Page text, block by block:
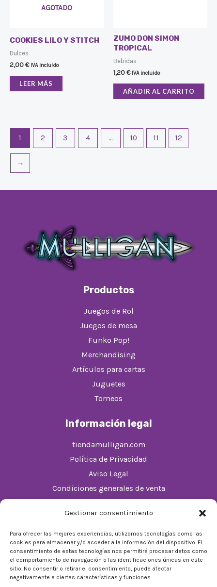
Gestionar consentimiento
Para ofrecer las mejores experiencias, utilizamos tecnologías como las
cookies para almacenar y/o acceder a la información del dispositivo. El
consentimiento de estas tecnologías nos permitirá procesar datos como
el comportamiento de navegación o las identificaciones únicas en este
sitio. No consentir o retirar el consentimiento, puede afectar
negativamente a ciertas características y funciones.
AGOTADO
COOKIES LILO Y STITCH
Dulces
2,00€ IVA incluido
LEER MÁS
ZUMO DON SIMON
TROPICAL
Bebidas
1,20€ IVA incluido
AÑADIR AL CARRITO
1 2 3 4 … 10 11 12
→
Productos
Juegos de Rol
Juegos de mesa
Funko Pop!
Merchandising
Artículos para cartas
Juguetes
Torneos
Información legal
tiendamulligan.com
Política de Privacidad
Aviso Legal
Condiciones generales de venta
De Lunes a Domingos de 10:00 a 22:00
Festivos sujetos al horario del Málaga Factory